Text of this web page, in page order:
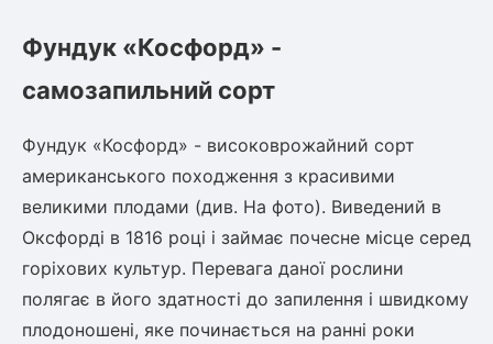
троянди)
Фундук «Косфорд» -
самозапильний сорт
Фундук «Косфорд» - високоврожайний сорт
американського походження з красивими
великими плодами (див. На фото). Виведений в
Оксфорді в 1816 році і займає почесне місце серед
горіхових культур. Перевага даної рослини
полягає в його здатності до запилення і швидкому
плодоношені, яке починається на ранні роки